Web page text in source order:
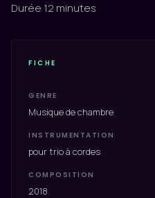
Durée 12 minutes
FICHE
GENRE
Musique de chambre
INSTRUMENTATION
pour trio à cordes
COMPOSITION
2018